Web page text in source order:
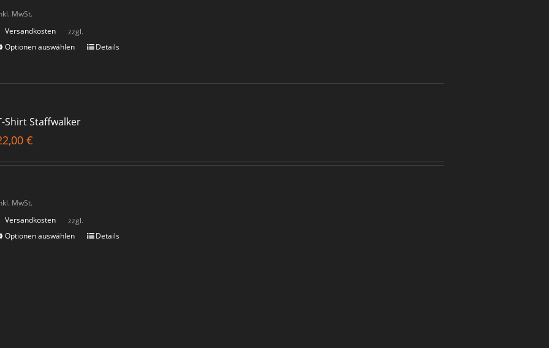
MwSt.
zzgl.
Versandkosten
Optionen auswählen
Details
Shirt Staffwalker
€
MwSt.
zzgl.
Versandkosten
Optionen auswählen
Details